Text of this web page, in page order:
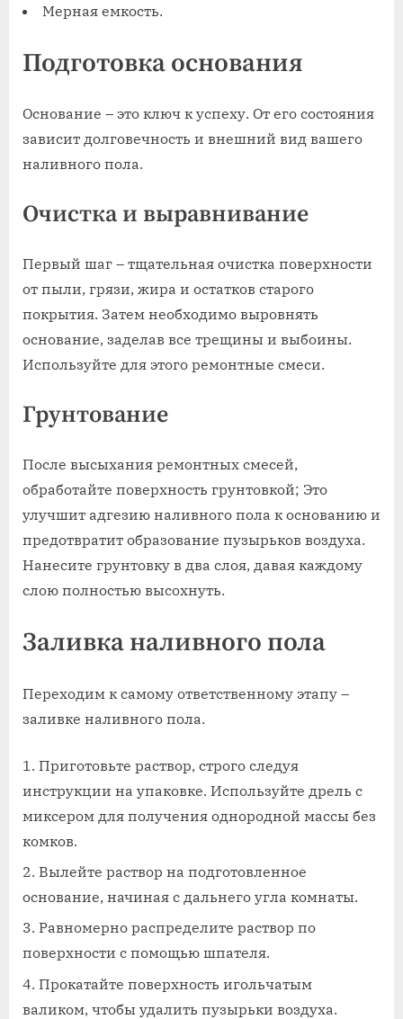
Мерная емкость.
Подготовка основания
Основание – это ключ к успеху. От его состояния
зависит долговечность и внешний вид вашего
наливного пола.
Очистка и выравнивание
Первый шаг – тщательная очистка поверхности
от пыли, грязи, жира и остатков старого
покрытия. Затем необходимо выровнять
основание, заделав все трещины и выбоины.
Используйте для этого ремонтные смеси.
Грунтование
После высыхания ремонтных смесей,
обработайте поверхность грунтовкой; Это
улучшит адгезию наливного пола к основанию и
предотвратит образование пузырьков воздуха.
Нанесите грунтовку в два слоя, давая каждому
слою полностью высохнуть.
Заливка наливного пола
Переходим к самому ответственному этапу –
заливке наливного пола.
Приготовьте раствор, строго следуя
инструкции на упаковке. Используйте дрель с
миксером для получения однородной массы без
комков.
Вылейте раствор на подготовленное
основание, начиная с дальнего угла комнаты.
Равномерно распределите раствор по
поверхности с помощью шпателя.
Прокатайте поверхность игольчатым
валиком, чтобы удалить пузырьки воздуха.